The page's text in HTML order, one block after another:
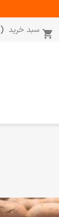
shopping_cart سبد خرید (0)